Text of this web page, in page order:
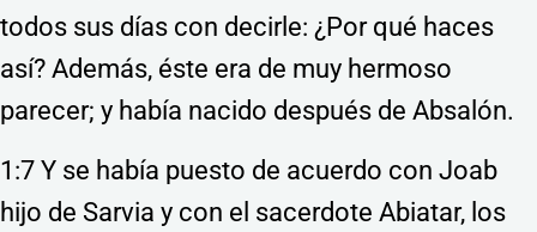
todos sus días con decirle: ¿Por qué haces
así? Además, éste era de muy hermoso
parecer; y había nacido después de Absalón.
1:7 Y se había puesto de acuerdo con Joab
hijo de Sarvia y con el sacerdote Abiatar, los